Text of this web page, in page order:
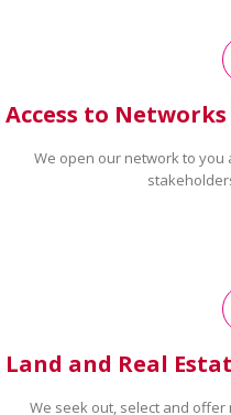
Access to Networks
We open our network to you
Land and Real
We seek out, select and